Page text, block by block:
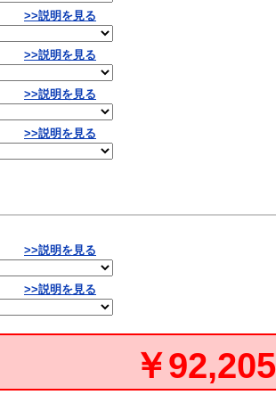
>>説明を見る
>>説明を見る
>>説明を見る
>>説明を見る
>>説明を見る
>>説明を見る
￥92,205